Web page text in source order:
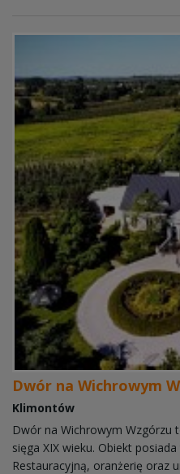
Dwór na Wichrowym
Klimontów
Dwór na Wichrowym Wzgórzu
sięga XIX wieku. Obiekt
Restauracyjną, oranżerię oraz